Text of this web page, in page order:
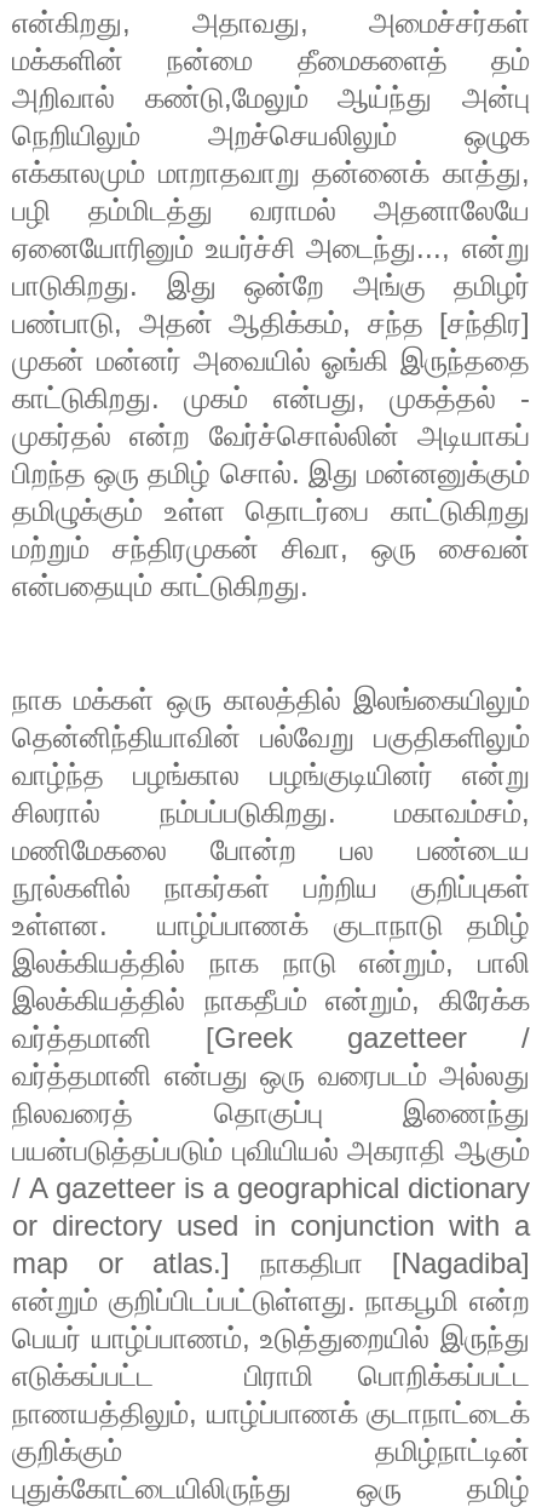
என்கிறது, அதாவது, அமைச்சர்கள்
மக்களின்
நன்மை தீமைகளைத்
தம்
அறிவால்
கண்டு,மேலும் ஆய்ந்து
அன்பு
நெறியிலும்
அறச்செயலிலும்
ஒழுக
எக்காலமும் மாறாதவாறு தன்னைக் காத்து,
பழி
தம்மிடத்து வராமல்
அதனாலேயே
ஏனையோரினும் உயர்ச்சி அடைந்து...,என்று
பாடுகிறது. இது ஒன்றே அங்கு
தமிழர்
பண்பாடு, அதன் ஆதிக்கம், சந்த [சந்திர]
முகன் மன்னர் அவையில் ஓங்கி இருந்ததை
காட்டுகிறது.முகம் என்பது, முகத்தல் -
முகர்தல்
என்ற வேர்ச்சொல்லின் அடியாகப்
பிறந்த ஒரு தமிழ் சொல். இது மன்னனுக்கும்
தமிழுக்கும்
உள்ள தொடர்பை
காட்டுகிறது
மற்றும்
சந்திரமுகன் சிவா, ஒரு
சைவன்
என்பதையும் காட்டுகிறது.
நாக மக்கள் ஒரு காலத்தில் இலங்கையிலும்
தென்னிந்தியாவின்
பல்வேறு
பகுதிகளிலும்
வாழ்ந்த
பழங்கால பழங்குடியினர்
என்று
சிலரால்
நம்பப்படுகிறது. மகாவம்சம்,
மணிமேகலை
போன்ற பல
பண்டைய
நூல்களில்
நாகர்கள் பற்றிய
குறிப்புகள்
உள்ளன. யாழ்ப்பாணக் குடாநாடு
தமிழ்
இலக்கியத்தில்
நாக நாடு என்றும், பாலி
இலக்கியத்தில்
நாகதீபம் என்றும்,கிரேக்க
வர்த்தமானி [Greek gazetteer /
வர்த்தமானி என்பது ஒரு வரைபடம் அல்லது
நிலவரைத்
தொகுப்பு
இணைந்து
பயன்படுத்தப்படும் புவியியல் அகராதி ஆகும்
/ A gazetteer is a geographical dictionary
or directory used in conjunction with a
map or atlas.] நாகதிபா [Nagadiba]
என்றும் குறிப்பிடப்பட்டுள்ளது. நாகபூமி என்ற
பெயர் யாழ்ப்பாணம்,உடுத்துறையில் இருந்து
எடுக்கப்பட்ட
பிராமி
பொறிக்கப்பட்ட
நாணயத்திலும், யாழ்ப்பாணக் குடாநாட்டைக்
குறிக்கும்
தமிழ்நாட்டின்
புதுக்கோட்டையிலிருந்து
ஒரு
தமிழ்